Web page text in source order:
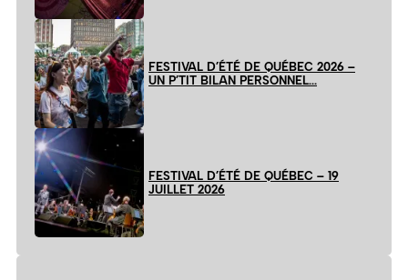
FESTIVAL D’ÉTÉ DE QUÉBEC 2026 –
UN P’TIT BILAN PERSONNEL…
FESTIVAL D’ÉTÉ DE QUÉBEC – 19
JUILLET 2026